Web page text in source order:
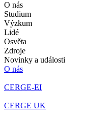
O nás
Studium
Výzkum
Lidé
Osvěta
Zdroje
Novinky a události
O nás
CERGE-EI
CERGE UK